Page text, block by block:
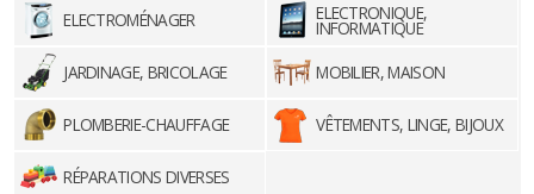
ELECTROMÉNAGER ELECTRONIQUE,
INFORMATIQUE
JARDINAGE, BRICOLAGE
MOBILIER, MAISON
PLOMBERIE-CHAUFFAGE VÊTEMENTS, LINGE, BIJOUX
RÉPARATIONS DIVERSES